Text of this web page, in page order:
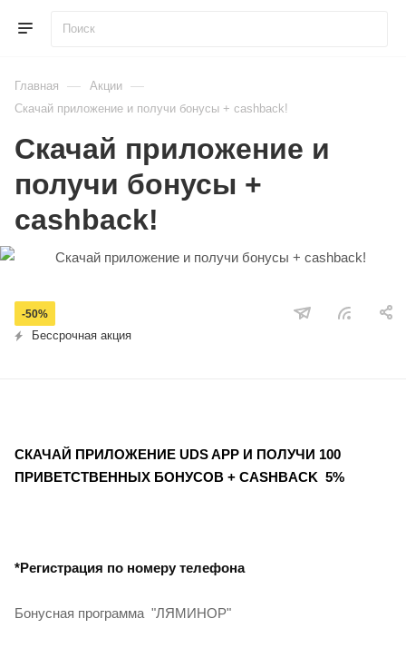
Главная — Акции —
Скачай приложение и получи бонусы + cashback!
Скачай приложение и
получи бонусы +
cashback!
-50%
Бессрочная акция
СКАЧАЙ ПРИЛОЖЕНИЕ UDS APP И ПОЛУЧИ 100
ПРИВЕТСТВЕННЫХ БОНУСОВ + CASHBACK 5%
*Регистрация по номеру телефона
Бонусная программа "ЛЯМИНОР"